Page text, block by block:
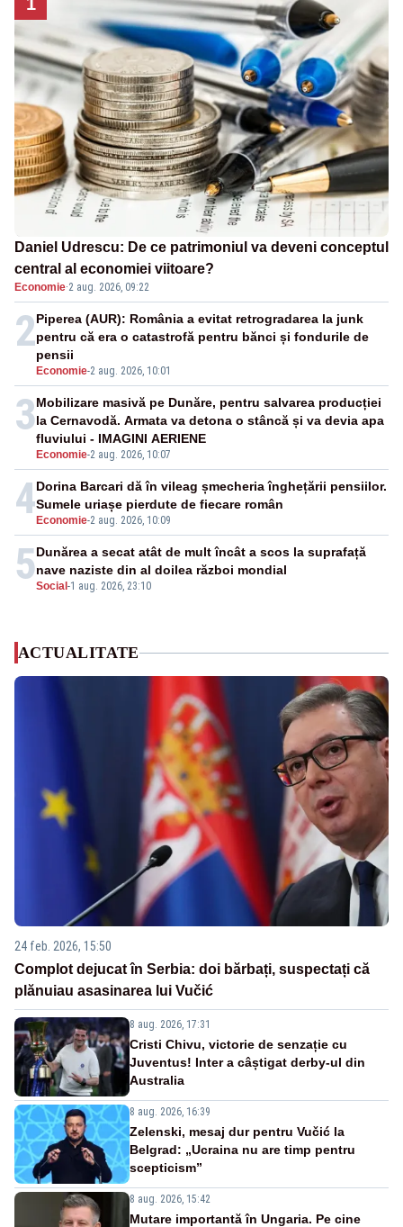
Daniel Udrescu: De ce patrimoniul va deveni conceptul
central al economiei viitoare?
Economie·2 aug. 2026, 09:22
2
Economie-2 aug. 2026, 10:01
Piperea (AUR): România a evitat retrogradarea la junk
pentru că era o catastrofă pentru bănci și fondurile de
pensii
3
Economie-2 aug. 2026, 10:07
Mobilizare masivă pe Dunăre, pentru salvarea producției
la Cernavodă. Armata va detona o stâncă și va devia apa
fluviului - IMAGINI AERIENE
4 Economie-2 aug. 2026, 10:09
Dorina Barcari dă în vileag șmecheria înghețării pensiilor.
Sumele uriașe pierdute de fiecare român
5Social -1 aug. 2026, 23:10
Dunărea a secat atât de mult încât a scos la suprafață
nave naziste din al doilea război mondial
ACTUALITATE
24 feb. 2026, 15:50
Complot dejucat în Serbia: doi bărbați, suspectați că
plănuiau asasinarea lui Vučić
8 aug. 2026, 17:31
Cristi Chivu, victorie de senzație cu
Juventus! Inter a câștigat derby-ul din
Australia
8 aug. 2026, 16:39
Zelenski, mesaj dur pentru Vučić la
Belgrad: „Ucraina nu are timp pentru
scepticism”
8 aug. 2026, 15:42
Mutare importantă în Ungaria. Pe cine